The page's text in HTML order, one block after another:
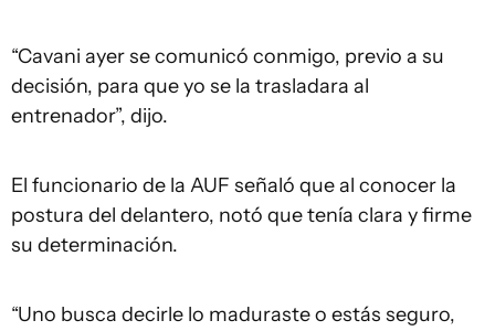
“Cavani ayer se comunicó conmigo, previo a su
decisión, para que yo se la trasladara al
entrenador”, dijo.
El funcionario de la AUF señaló que al conocer la
postura del delantero, notó que tenía clara y firme
su determinación.
“Uno busca decirle lo maduraste o estás seguro,